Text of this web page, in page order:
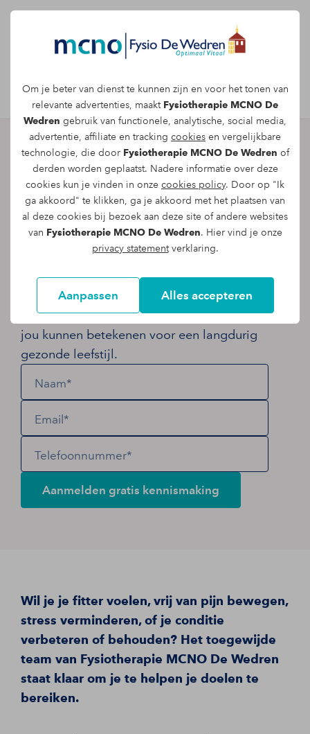
Om je beter van dienst te kunnen zijn en voor het tonen van
relevante advertenties, maakt Fysiotherapie MCNO De
Wedren gebruik van functionele, analytische, social media,
advertentie, affiliate en tracking cookies en vergelijkbare
technologie, die door Fysiotherapie MCNO De Wedren of
derden worden geplaatst. Nadere informatie over deze
cookies kun je vinden in onze cookies policy. Door op "Ik
ga akkoord" te klikken, ga je akkoord met het plaatsen van
al deze cookies bij bezoek aan deze site of andere websites
van Fysiotherapie MCNO De Wedren. Hier vind je onze
privacy statementverklaring.
Aanpassen Alles accepteren
Afspraak maken
Direct een afspraak maken
voor Fysio Fitness
Ben je geïnteresseerd geraakt? Voor meer
informatie kun je een gratis
kennismakingsgesprek aanvragen via
onderstaand formulier. Een van onze
fitcoaches zal in een persoonlijk gesprek,
geheel vrijblijvend, uitleggen wat wij voor
jou kunnen betekenen voor een langdurig
gezonde leefstijl.
Naam*
Email*
Telefoonnummer*
Aanmelden gratis kennismaking
Wil je je fitter voelen, vrij van pijn bewegen,
stress verminderen, of je conditie
verbeteren of behouden? Het toegewijde
team van Fysiotherapie MCNO De Wedren
staat klaar om je te helpen je doelen te
bereiken.